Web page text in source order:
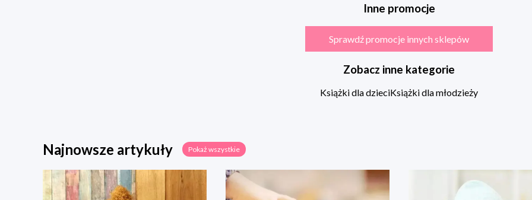
Inne promocje
Sprawdź promocje innych sklepów
Zobacz inne kategorie
Książki dla dzieciKsiążki dla młodzieży
Najnowsze artykuły Pokaż wszystkie